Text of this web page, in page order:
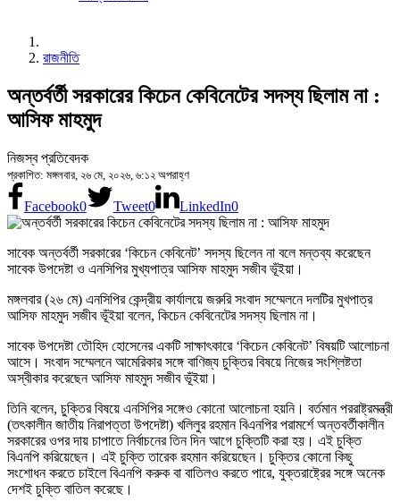
রাজনীতি
অন্তর্বর্তী সরকারের কিচেন কেবিনেটের সদস্য ছিলাম না :
আসিফ মাহমুদ
নিজস্ব প্রতিবেদক
প্রকাশিত: মঙ্গলবার, ২৬ মে, ২০২৬, ৬:১২ অপরাহ্ণ
Facebook0 Tweet0 LinkedIn0
সাবেক অন্তর্বর্তী সরকারের ‘কিচেন কেবিনেট’ সদস্য ছিলেন না বলে মন্তব্য করেছেন
সাবেক উপদেষ্টা ও এনসিপির মুখ্যপাত্র আসিফ মাহমুদ সজীব ভূঁইয়া।
মঙ্গলবার (২৬ মে) এনসিপির কেন্দ্রীয় কার্যালয়ে জরুরি সংবাদ সম্মেলনে দলটির মুখপাত্র
আসিফ মাহমুদ সজীব ভূঁইয়া বলেন, কিচেন কেবিনেটের সদস্য ছিলাম না।
সাবেক উপদেষ্টা তৌহিদ হোসেনের একটি সাক্ষাৎকারে ‘কিচেন কেবিনেট’ বিষয়টি আলোচনা
আসে। সংবাদ সম্মেলনে আমেরিকার সঙ্গে বাণিজ্য চুক্তির বিষয়ে নিজের সংশ্লিষ্টতা
অস্বীকার করেছেন আসিফ মাহমুদ সজীব ভূঁইয়া।
তিনি বলেন, চুক্তির বিষয়ে এনসিপির সঙ্গেও কোনো আলোচনা হয়নি। বর্তমান পররাষ্ট্রমন্ত্রী
(তৎকালীন জাতীয় নিরাপত্তা উপদেষ্টা) খলিলুর রহমান বিএনপির পরামর্শে অন্তবর্তীকালীন
সরকারের ওপর দায় চাপাতে নির্বাচনের তিন দিন আগে চুক্তিটি করা হয়। এই চুক্তি
বিএনপি করিয়েছেন। এই চুক্তি তারেক রহমান করিয়েছেন। চুক্তির কোনো কিছু
সংশোধন করতে চাইলে বিএনপি করুক বা বাতিলও করতে পারে, যুক্তরাষ্ট্রের সঙ্গে অনেক
দেশই চুক্তি বাতিল করেছে।